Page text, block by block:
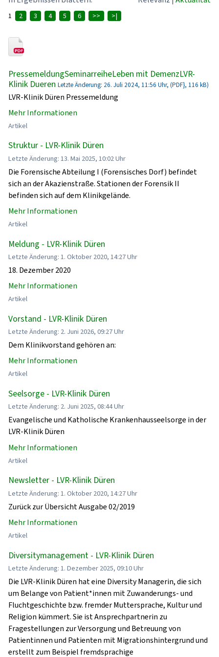
1 2 3 4 5 6 >> >|
PressemeldungSeminarreiheLeben mit DemenzLVR-
Klinik Dueren Letzte Änderung: 26. Juli 2024, 11:56 Uhr, (PDF}, 116 kB)
LVR-Klinik Düren Pressemeldung
Mehr Informationen
Artikel
Struktur - LVR-Klinik Düren
Letzte Änderung: 13. Mai 2025, 10:02 Uhr
Die Forensische Abteilung I (Forensisches Dorf) befindet
sich an der Akazienstraße. Stationen der Forensik II
befinden sich auf dem Klinikgelände.
Mehr Informationen
Artikel
Meldung - LVR-Klinik Düren
Letzte Änderung: 1. Oktober 2020, 14:27 Uhr
18. Dezember 2020
Mehr Informationen
Artikel
Vorstand - LVR-Klinik Düren
Letzte Änderung: 2. Juni 2026, 09:27 Uhr
Dem Klinikvorstand gehören an:
Mehr Informationen
Artikel
Seelsorge - LVR-Klinik Düren
Letzte Änderung: 2. Juni 2025, 08:44 Uhr
Evangelische und Katholische Krankenhausseelsorge in der
LVR-Klinik Düren
Mehr Informationen
Artikel
Newsletter - LVR-Klinik Düren
Letzte Änderung: 1. Oktober 2020, 14:27 Uhr
Zurück zur Übersicht Ausgabe 02/2019
Mehr Informationen
Artikel
Diversitymanagement - LVR-Klinik Düren
Letzte Änderung: 1. Dezember 2025, 09:10 Uhr
Die LVR-Klinik Düren hat eine Diversity Managerin, die sich
um Belange von Patient*innen mit Zuwanderungs- und
Fluchtgeschichte bzw. fremder Muttersprache, Kultur und
Religion kümmert. Sie ist Ansprechpartnerin zu
Fragestellungen zur Versorgung und Betreuung von
Patientinnen und Patienten mit Migrationshintergrund und
erstellt zum Beispiel fremdsprachige